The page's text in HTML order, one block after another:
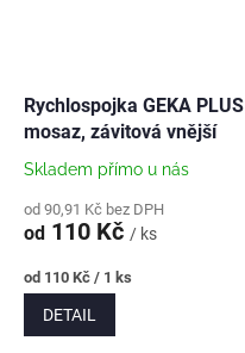
Rychlospojka GEKA PLUS
mosaz, závitová vnější
Skladem přímo u nás
od 90,91 Kč bez DPH
od 110 Kč / ks
Měrná
cena:
od 110 Kč / 1 ks
DETAIL